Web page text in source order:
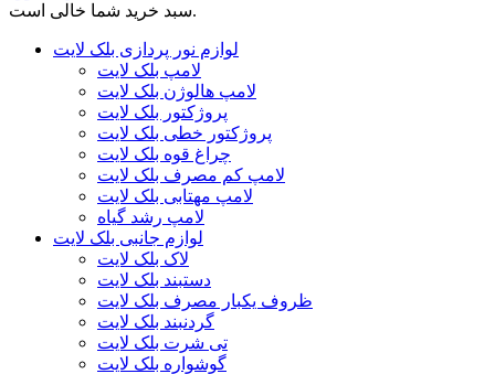
سبد خرید شما خالی است.
لوازم نور پردازی بلک لایت
لامپ بلک لایت
لامپ هالوژن بلک لایت
پروژکتور بلک لایت
پروژکتور خطی بلک لایت
چراغ قوه بلک لایت
لامپ کم مصرف بلک لایت
لامپ مهتابی بلک لایت
لامپ رشد گیاه
لوازم جانبی بلک لایت
لاک بلک لایت
دستبند بلک لایت
ظروف یکبار مصرف بلک لایت
گردنبند بلک لایت
تی شرت بلک لایت
گوشواره بلک لایت